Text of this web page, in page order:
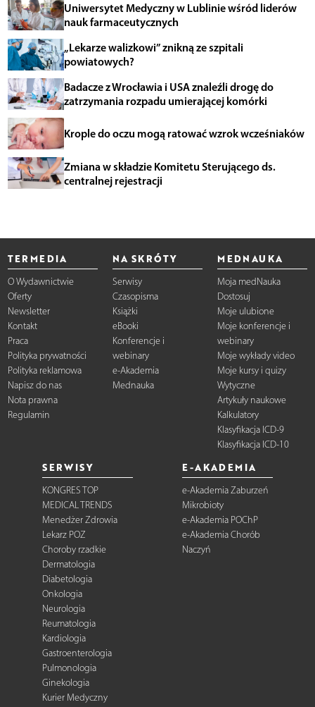
Uniwersytet Medyczny w Lublinie wśród liderów
nauk farmaceutycznych
„Lekarze walizkowi” znikną ze szpitali
powiatowych?
Badacze z Wrocławia i USA znaleźli drogę do
zatrzymania rozpadu umierającej komórki
Krople do oczu mogą ratować wzrok wcześniaków
Zmiana w składzie Komitetu Sterującego ds.
centralnej rejestracji
TERMEDIA
O Wydawnictwie
Oferty
Newsletter
Kontakt
Praca
Polityka prywatności
Polityka reklamowa
Napisz do nas
Nota prawna
Regulamin
NA SKRÓTY
Serwisy
Czasopisma
Książki
eBooki
Konferencje i
webinary
e-Akademia
Mednauka
MEDNAUKA
Moja medNauka
Dostosuj
Moje ulubione
Moje konferencje i
webinary
Moje wykłady video
Moje kursy i quizy
Wytyczne
Artykuły naukowe
Kalkulatory
Klasyfikacja ICD-9
Klasyfikacja ICD-10
SERWISY
KONGRES TOP
MEDICAL TRENDS
Menedżer Zdrowia
Lekarz POZ
Choroby rzadkie
Dermatologia
Diabetologia
Onkologia
Neurologia
Reumatologia
Kardiologia
Gastroenterologia
Pulmonologia
Ginekologia
Kurier Medyczny
E-AKADEMIA
e-Akademia Zaburzeń
Mikrobioty
e-Akademia POChP
e-Akademia Chorób
Naczyń